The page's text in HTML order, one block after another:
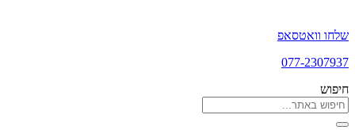
שלחו וואטסאפ
077-2307937
חיפוש